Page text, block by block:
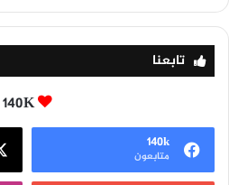
تابعنا
140K
140k
متابعون